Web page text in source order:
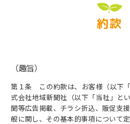
約款
（趣旨）
第１条 この約款は、お客様（以下
式会社地域新聞社（以下「当社」と
聞等広告掲載、チラシ折込、販促支
般に関し、その基本的事項について定